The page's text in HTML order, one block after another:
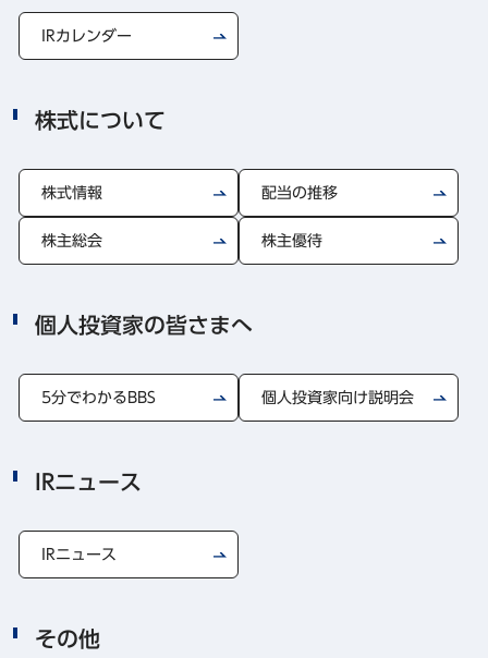
IRカレンダー
株式について
株式情報 配当の推移
株主総会 株主優待
個人投資家の皆さまへ
5分でわかるBBS 個人投資家向け説明会
IRニュース
IRニュース
その他